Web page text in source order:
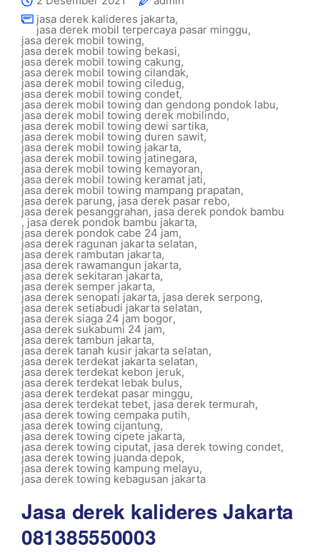
jasa derek kalideres jakarta,
jasa derek mobil terpercaya pasar minggu,
jasa derek mobil towing,
jasa derek mobil towing bekasi,
jasa derek mobil towing cakung,
jasa derek mobil towing cilandak,
jasa derek mobil towing ciledug,
jasa derek mobil towing condet,
jasa derek mobil towing dan gendong pondok labu,
jasa derek mobil towing derek mobilindo,
jasa derek mobil towing dewi sartika,
jasa derek mobil towing duren sawit,
jasa derek mobil towing jakarta,
jasa derek mobil towing jatinegara,
jasa derek mobil towing kemayoran,
jasa derek mobil towing keramat jati,
jasa derek mobil towing mampang prapatan,
jasa derek parung, jasa derek pasar rebo,
jasa derek pesanggrahan, jasa derek pondok bambu
, jasa derek pondok bambu jakarta,
jasa derek pondok cabe 24 jam,
jasa derek ragunan jakarta selatan,
jasa derek rambutan jakarta,
jasa derek rawamangun jakarta,
jasa derek sekitaran jakarta,
jasa derek semper jakarta,
jasa derek senopati jakarta, jasa derek serpong,
jasa derek setiabudi jakarta selatan,
jasa derek siaga 24 jam bogor,
jasa derek sukabumi 24 jam,
jasa derek tambun jakarta,
jasa derek tanah kusir jakarta selatan,
jasa derek terdekat jakarta selatan,
jasa derek terdekat kebon jeruk,
jasa derek terdekat lebak bulus,
jasa derek terdekat pasar minggu,
jasa derek terdekat tebet, jasa derek termurah,
jasa derek towing cempaka putih,
jasa derek towing cijantung,
jasa derek towing cipete jakarta,
jasa derek towing ciputat, jasa derek towing condet,
jasa derek towing juanda depok,
jasa derek towing kampung melayu,
jasa derek towing kebagusan jakarta
Jasa derek kalideres Jakarta
081385550003